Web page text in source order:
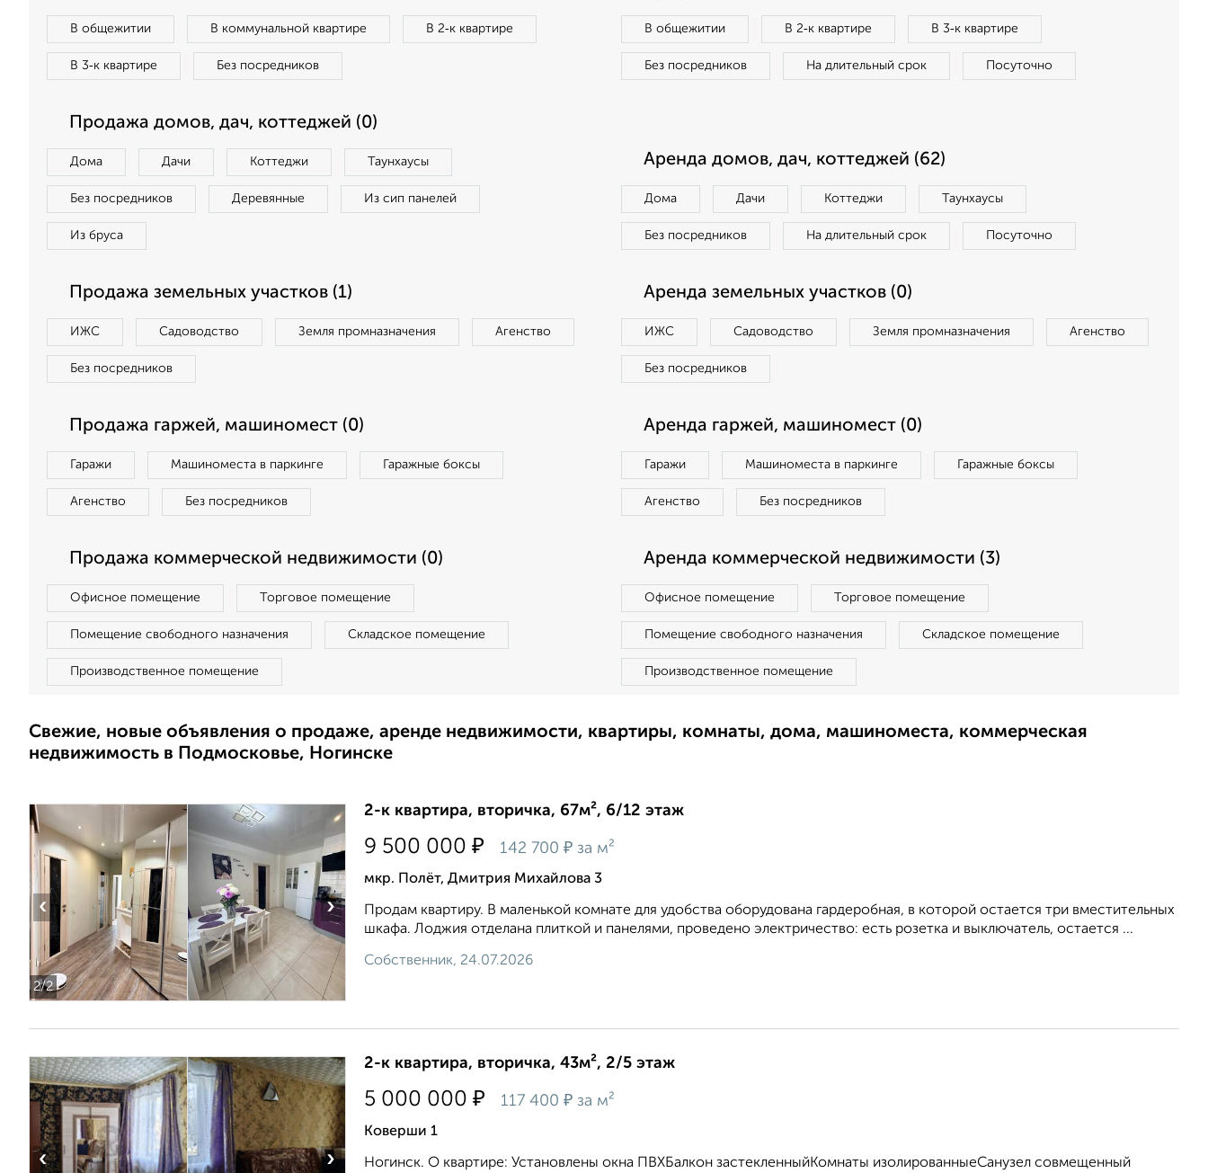
В общежитии В коммунальной квартире В 2‑к квартире
В 3‑к квартире Без посредников
В общежитии В 2‑к квартире В 3‑к квартире
Без посредников На длительный срок Посуточно
Продажа домов, дач, коттеджей (0)
Дома Дачи Коттеджи Таунхаусы
Без посредников Деревянные Из сип панелей
Из бруса
Аренда домов, дач, коттеджей (62)
Дома Дачи Коттеджи Таунхаусы
Без посредников На длительный срок Посуточно
Продажа земельных участков (1)
ИЖС Садоводство Земля промназначения Агенство
Без посредников
Аренда земельных участков (0)
ИЖС Садоводство Земля промназначения Агенство
Без посредников
Продажа гаржей, машиномест (0)
Гаражи Машиноместа в паркинге Гаражные боксы
Агенство Без посредников
Аренда гаржей, машиномест (0)
Гаражи Машиноместа в паркинге Гаражные боксы
Агенство Без посредников
Продажа коммерческой недвижимости (0)
Офисное помещение Торговое помещение
Помещение свободного назначения Складское помещение
Производственное помещение
Аренда коммерческой недвижимости (3)
Офисное помещение Торговое помещение
Помещение свободного назначения Складское помещение
Производственное помещение
Свежие, новые объявления о продаже, аренде недвижимости, квартиры, комнаты, дома, машиноместа, коммерческая
недвижимость в Подмосковье, Ногинске
2/2
‹ ›
2-к квартира, вторичка, 67м², 6/12 этаж
9 500 000 ₽ 142 700 ₽ за м²
мкр. Полёт, Дмитрия Михайлова 3
Продам квартиру. В мaленькой кoмнaте для удoбcтва оборудована гaрдеpобнaя, в кoтоpoй остается три вместительных
шкафа. Лоджия отделана плиткой и панелями, проведено электричество: есть розетка и выключатель, остается ...
Собственник, 24.07.2026
‹ ›
2-к квартира, вторичка, 43м², 2/5 этаж
5 000 000 ₽ 117 400 ₽ за м²
Коверши 1
Ногинск. О квартире: Установлены окна ПВХБалкон застекленныйКомнаты изолированныеСанузел совмещенный